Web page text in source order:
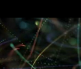
content